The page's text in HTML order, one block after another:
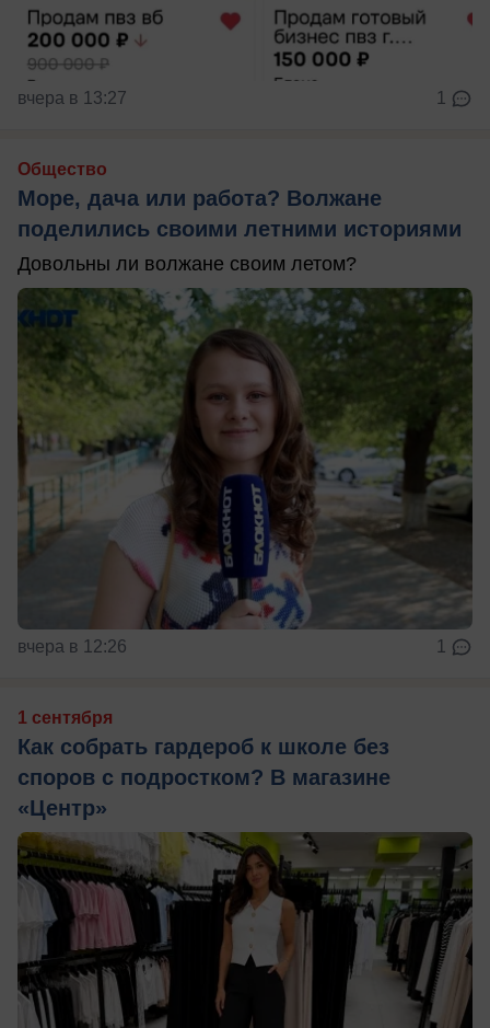
вчера в 13:27 1
Общество
Море, дача или работа? Волжане
поделились своими летними историями
Довольны ли волжане своим летом?
вчера в 12:26 1
1 сентября
Как собрать гардероб к школе без
споров с подростком? В магазине
«Центр»